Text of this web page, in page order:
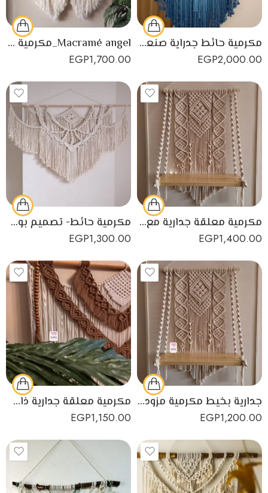
مكرمية حائط جدراية صنعت من خيوط مكرمية عالية الجودة
EGP2,000.00
Macramé angel_مكرمية جدارية
EGP1,700.00
مكرمية معلقة جدارية مع رف ديكور
EGP1,400.00
مكرمية حائط- تصميم بوهو للديكور مصنوعة يدويًا من خيوط المكرمية
EGP1,300.00
جدارية بخيط مكرمية مزودة برف خشبي صممت يدوياً بدقة عالية
EGP1,200.00
مكرمية معلقة جدارية ذات اللون الاوف وايت والبني لديكور منزل رائع (Copy)
EGP1,150.00